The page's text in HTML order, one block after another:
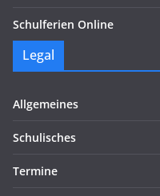
Schulferien Online
Legal
Allgemeines
Schulisches
Termine